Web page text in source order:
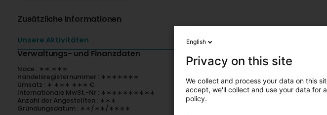
Zusätzliche Informationen
Unsere Aktivitäten
Verwaltungs- und Finanzdaten
Nace : ∗∗.∗∗∗
Handelsregisternummer : ∗∗∗∗∗∗∗
Umsatz : ∗ ∗∗∗ ∗∗∗ €
Internationale MwSt.-Nr : ∗∗∗∗∗∗∗∗∗∗
Anzahl der Angestellten : ∗∗∗
Gründungsdatum : ∗∗/∗∗/∗∗∗∗
English
Privacy on this site
We collect and process your data on this
accept, we'll collect and use your data for
policy.